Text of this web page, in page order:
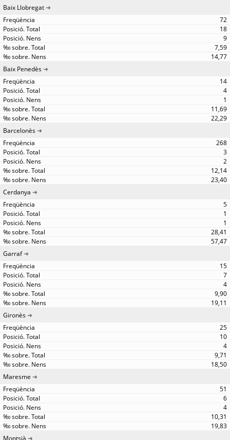
Baix Llobregat
72
18
9
7,59
14,77
Baix Penedès
14
4
1
11,69
22,29
Barcelonès
268
3
2
12,14
23,40
Cerdanya
5
1
1
28,41
57,47
Garraf
15
7
4
9,90
19,11
Gironès
25
10
4
9,71
18,50
Maresme
51
6
4
10,31
19,83
Montsià